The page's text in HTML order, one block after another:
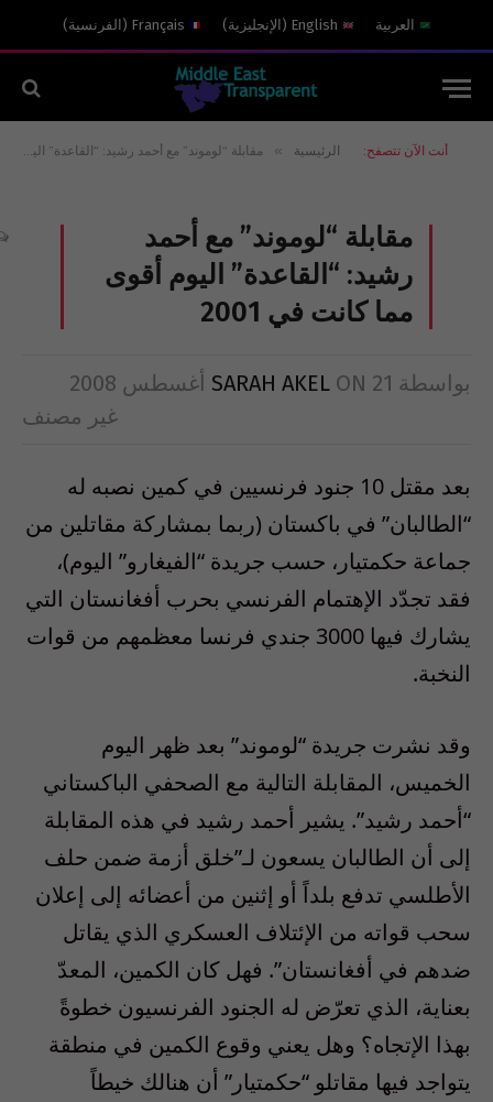
العربية English
( الإنجليزية)
Français
( الفرنسية)
أنت الآن تتصفح: الرئيسية » مقابلة “لوموند” مع أحمد رشيد: “القاعدة” اليوم أقوى مما كانت في 2001
مقابلة “لوموند” مع أحمد
رشيد: “القاعدة” اليوم أقوى
مما كانت في 2001
بواسطة SARAH AKEL ON 21 أغسطس 2008
غير مصنف
بعد مقتل 10 جنود فرنسيين في كمين نصبه له
“الطالبان” في باكستان (ربما بمشاركة مقاتلين من
جماعة حكمتيار، حسب جريدة “الفيغارو” اليوم)،
فقد تجدّد الإهتمام الفرنسي بحرب أفغانستان التي
يشارك فيها 3000 جندي فرنسا معظمهم من قوات
النخبة.
وقد نشرت جريدة “لوموند” بعد ظهر اليوم
الخميس، المقابلة التالية مع الصحفي الباكستاني
“أحمد رشيد”. يشير أحمد رشيد في هذه المقابلة
إلى أن الطالبان يسعون لـ”خلق أزمة ضمن حلف
الأطلسي تدفع بلداً أو إثنين من أعضائه إلى إعلان
سحب قواته من الإئتلاف العسكري الذي يقاتل
ضدهم في أفغانستان”. فهل كان الكمين، المعدّ
بعناية، الذي تعرّض له الجنود الفرنسيون خطوةً
بهذا الإتجاه؟ وهل يعني وقوع الكمين في منطقة
يتواجد فيها مقاتلو “حكمتيار” أن هنالك خيطاً